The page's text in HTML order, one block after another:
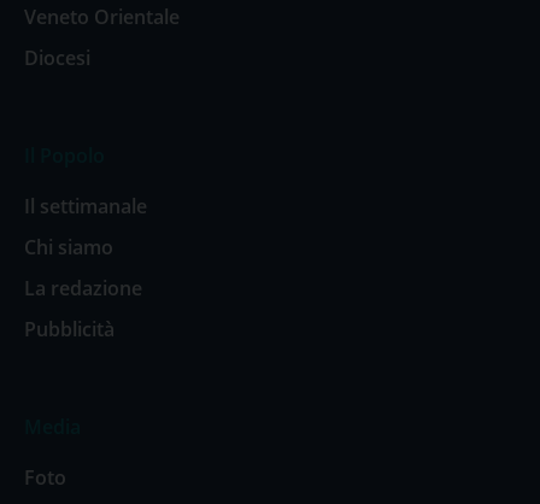
Veneto Orientale
Diocesi
Il settimanale
Chi siamo
La redazione
Pubblicità
Foto